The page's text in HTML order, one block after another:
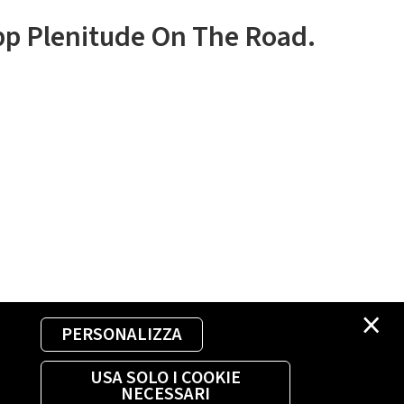
×
PERSONALIZZA
USA SOLO I COOKIE
NECESSARI
Plenitude On The Road.